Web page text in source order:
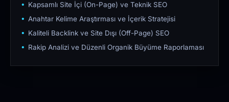
Kapsamlı Site İçi (On-Page) ve Teknik SEO
Anahtar Kelime Araştırması ve İçerik Stratejisi
Kaliteli Backlink ve Site Dışı (Off-Page) SEO
Rakip Analizi ve Düzenli Organik Büyüme Raporlaması